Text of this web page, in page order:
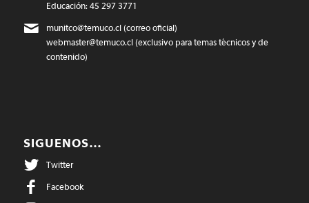
Educación: 45 297 3771
munitco@temuco.cl(correo oficial)
webmaster@temuco.cl(exclusivo para temas técnicos y de
contenido)
SIGUENOS…
Twitter
Facebook